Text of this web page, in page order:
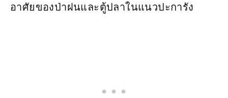
อาศัยของป่าฝนและตู้ปลาในแนวปะการัง